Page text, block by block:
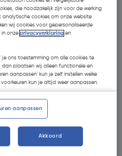
die noodzakelijk zijn voor de werking
cookies om onze website
wij cookies voor gepersonaliseerde
in onzeprivacyverklaring en
ons toestemming om alle cookies te
dan plaatsen wij alleen functionele en
aanpassen' kun je zelf instellen welke
kun je altijd weer aanpassen.
aanpassen
Akkoord